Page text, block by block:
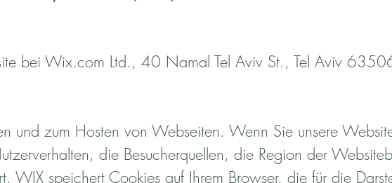
bei Wix.com Ltd., 40 Namal Tel Aviv St., Tel Aviv
und zum Hosten von Webseiten. Wenn Sie unsere
die Besucherquellen, die Region der
WIX speichert Cookies auf Ihrem Browser, die für die